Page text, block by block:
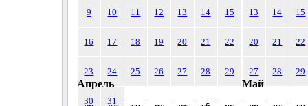
9 10 11 12 13 14 15
16 17 18 19 20 21 22
23 24 25 26 27 28 29
30 31
13 14 15
20 21 22
27 28 29
Апрель Май